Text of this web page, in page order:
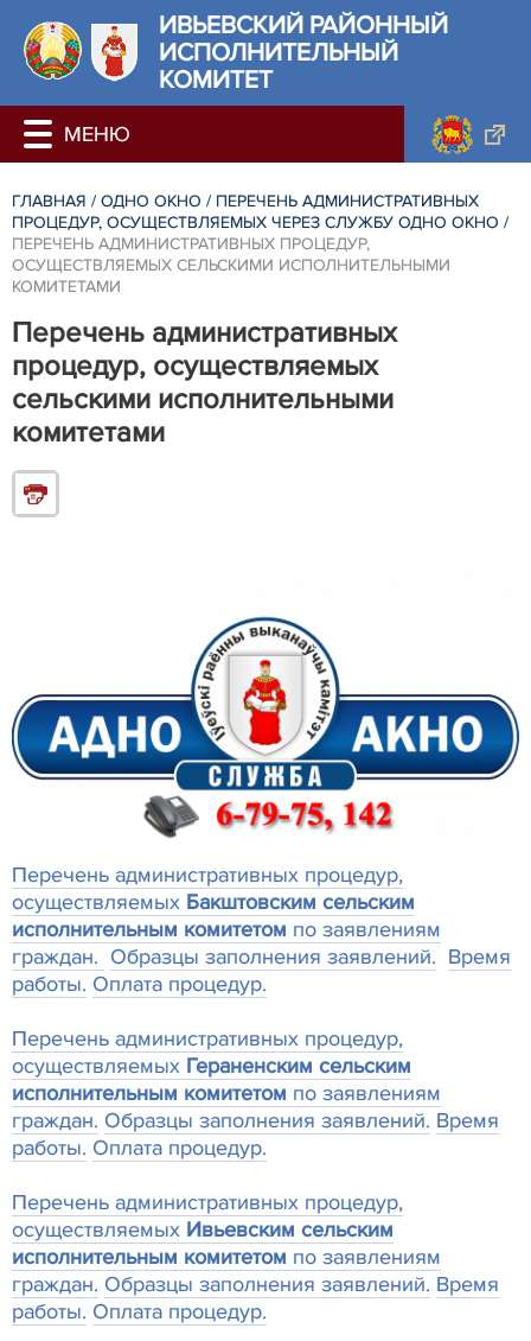
ИВЬЕВСКИЙ РАЙОННЫЙ
ИСПОЛНИТЕЛЬНЫЙ
КОМИТЕТ
ГЛАВНАЯ / ОДНО ОКНО / ПЕРЕЧЕНЬ АДМИНИСТРАТИВНЫХ
ПРОЦЕДУР, ОСУЩЕСТВЛЯЕМЫХ ЧЕРЕЗ СЛУЖБУ ОДНО ОКНО /
ПЕРЕЧЕНЬ АДМИНИСТРАТИВНЫХ ПРОЦЕДУР,
ОСУЩЕСТВЛЯЕМЫХ СЕЛЬСКИМИ ИСПОЛНИТЕЛЬНЫМИ
КОМИТЕТАМИ
Перечень административных
процедур, осуществляемых
сельскими исполнительными
комитетами
Перечень административных процедур,
осуществляемых Бакштовским сельским
исполнительным комитетом по заявлениям
граждан. Образцы заполнения заявлений. Время
работы. Оплата процедур.
Перечень административных процедур,
осуществляемых Гераненским сельским
исполнительным комитетом по заявлениям
граждан. Образцы заполнения заявлений. Время
работы. Оплата процедур.
Перечень административных процедур,
осуществляемых Ивьевским сельским
исполнительным комитетом по заявлениям
граждан. Образцы заполнения заявлений. Время
работы. Оплата процедур.